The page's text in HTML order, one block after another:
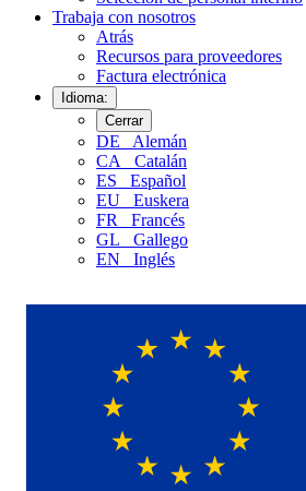
Trabaja con nosotros
Atrás
Recursos para proveedores
Factura electrónica
Idioma:
Cerrar
DE
Alemán
CA
Catalán
ES
Español
EU
Euskera
FR
Francés
GL
Gallego
EN
Inglés